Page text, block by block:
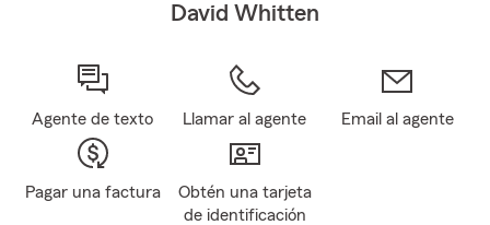
David Whitten
Agente de texto Llamar al agente Email al agente
Pagar una factura
Obtén una tarjeta
de identificación